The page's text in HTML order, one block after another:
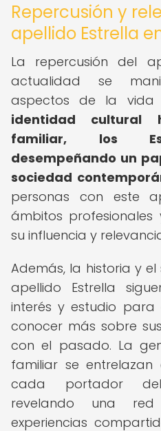
Repercusión y
apellido Estrella
La repercusión del
actualidad se
aspectos de la vida
identidad cultural
familiar, los
desempeñando un
sociedad
personas con este
ámbitos profesionales
su influencia y
Además, la historia y
apellido Estrella
interés y estudio para
conocer más sobre
con el pasado. La
familiar se
cada portador
revelando una
experiencias